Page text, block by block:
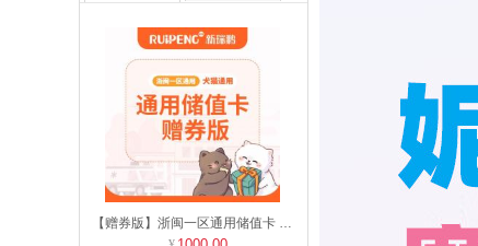
【赠券版】浙闽一区通用储值卡 充值1000送60